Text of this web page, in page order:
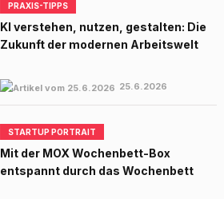
PRAXIS-TIPPS
KI verstehen, nutzen, gestalten: Die
Zukunft der modernen Arbeitswelt
25.6.2026
STARTUP PORTRAIT
Mit der MOX Wochenbett-Box
entspannt durch das Wochenbett